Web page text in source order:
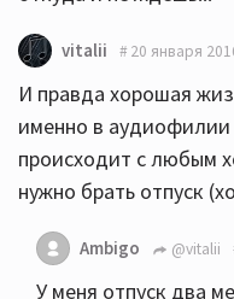
vitalii 20 января
И правда хорошая
именно в
происходит с любым
нужно брать отпуск
Ambigo @vitalii
У меня отпуск два